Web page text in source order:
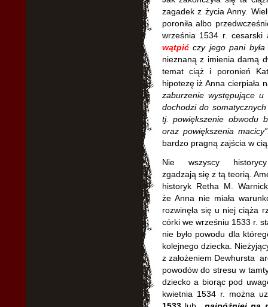
zagadek z życia Anny.
poroniła albo
września 1534 r. cesarski
wątpićczy jego pani była
nieznaną z imienia damą
temat ciąż i poronień
hipotezę iż Anna
zaburzenie występujące
dochodzi do
tj. powiększenie obwodu
oraz powiększenia
bardzo pragną zajścia w
Nie wszyscy
zgadzają się z tą teorią.
historyk Retha M.
że Anna nie miała
rozwinęła się u niej ciąża
córki we wrześniu 1533 r.
nie było powodu dla
kolejnego dziecka.
z założeniem Dewhursta
powodów do stresu w
dziecko a biorąc pod
kwietnia 1534 r. można